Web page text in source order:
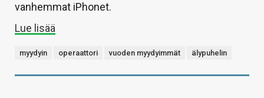
vanhemmat iPhonet.
Lue lisää
myydyin operaattori vuoden myydyimmät älypuhelin